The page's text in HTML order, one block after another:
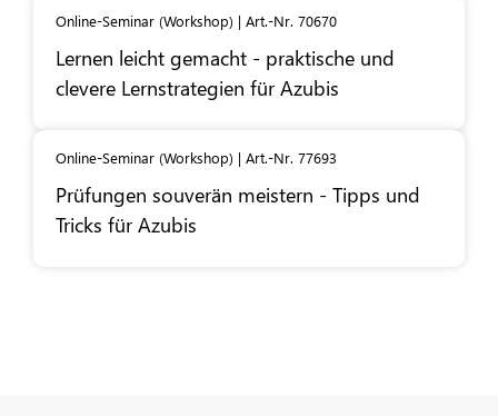
Online-Seminar (Workshop) | Art.-Nr. 70670
Lernen leicht gemacht - praktische und
clevere Lernstrategien für Azubis
Online-Seminar (Workshop) | Art.-Nr. 77693
Prüfungen souverän meistern - Tipps und
Tricks für Azubis